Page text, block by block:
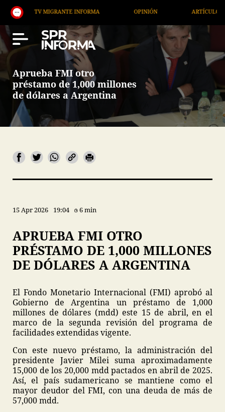
TV MIGRANTE INFORMA OPINIÓN ARTÍCULOS
Aprueba FMI otro
préstamo de 1,000 millones
de dólares a Argentina
15 Apr 2026 19:04 6 min
APRUEBA FMI OTRO
PRÉSTAMO DE 1,000 MILLONES
DE DÓLARES A ARGENTINA
El Fondo Monetario Internacional (FMI) aprobó al
Gobierno de Argentina un préstamo de 1,000
millones de dólares (mdd) este 15 de abril, en el
marco de la segunda revisión del programa de
facilidades extendidas vigente.
Con este nuevo préstamo, la administración del
presidente Javier Milei suma aproximadamente
15,000 de los 20,000 mdd pactados en abril de 2025.
Así, el país sudamericano se mantiene como el
mayor deudor del FMI, con una deuda de más de
57,000 mdd.